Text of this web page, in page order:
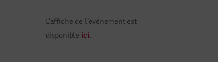
L’affiche de l’événement est
disponible ici.